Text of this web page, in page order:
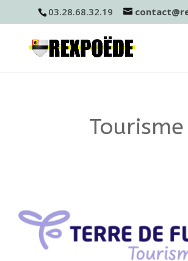
03.28.68.32.19
Tourisme